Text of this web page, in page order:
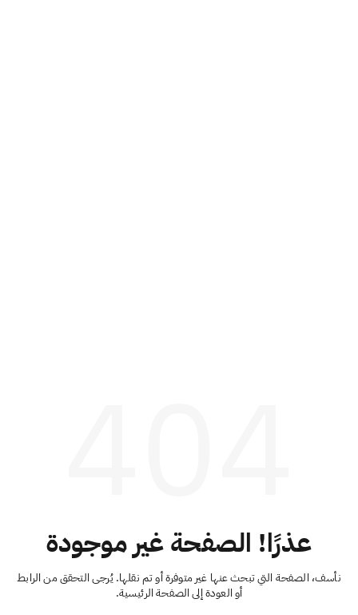
عذرًا! الصفحة غير موجودة
نأسف، الصفحة التي تبحث عنها غير متوفرة أو تم نقلها. يُرجى التحقق من الرابط
أو العودة إلى الصفحة الرئيسية.